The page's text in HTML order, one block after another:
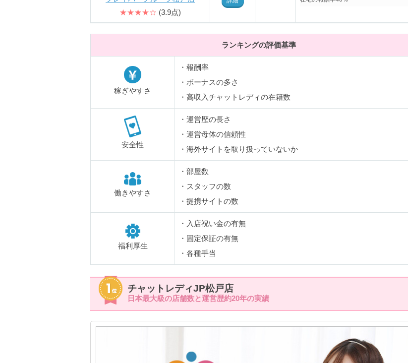
★★★★☆ (3.9点)
ランキングの評価基準
稼ぎやすさ
・報酬率
・ボーナスの多さ
・高収入チャットレディの在籍数
安全性
・運営歴の長さ
・運営母体の信頼性
・海外サイトを取り扱っていないか
働きやすさ
・部屋数
・スタッフの数
・提携サイトの数
福利厚生
・入店祝い金の有無
・固定保証の有無
・各種手当
チャットレディJP松戸店
日本最大級の店舗数と運営歴約20年の実績